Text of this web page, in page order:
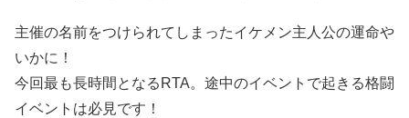
主催の名前をつけられてしまったイケメン主人公の運命や
いかに！
今回最も長時間となるRTA。途中のイベントで起きる格闘
イベントは必見です！